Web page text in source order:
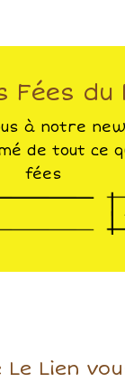
Fées du
à notre
de tout ce
fées
Le Lien